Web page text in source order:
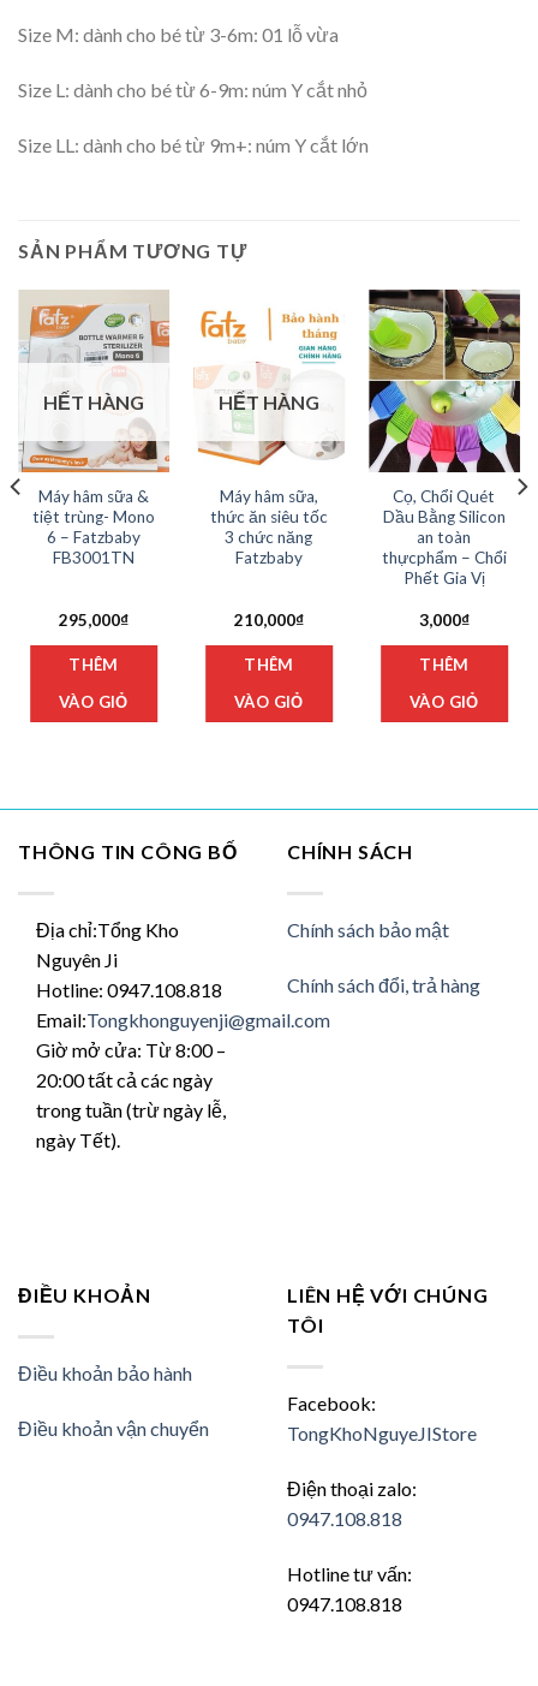
Size M: dành cho bé từ 3-6m: 01 lỗ vừa
Size L: dành cho bé từ 6-9m: núm Y cắt nhỏ
Size LL: dành cho bé từ 9m+: núm Y cắt lớn
SẢN PHẨM TƯƠNG TỰ
HẾT HÀNG
Máy hâm sữa &
tiệt trùng- Mono
6 – Fatzbaby
FB3001TN
295,000₫
THÊM
VÀO GIỎ
HẾT HÀNG
Máy hâm sữa,
thức ăn siêu tốc
3 chức năng
Fatzbaby
210,000₫
THÊM
VÀO GIỎ
Cọ, Chổi Quét
Dầu Bằng Silicon
an toàn
thựcphẩm – Chổi
Phết Gia Vị
3,000₫
THÊM
VÀO GIỎ
THÔNG TIN CÔNG BỐ
Địa chỉ:Tổng Kho
Nguyên Ji
Hotline: 0947.108.818
Email:Tongkhonguyenji@gmail.com
Giờ mở cửa: Từ 8:00 –
20:00 tất cả các ngày
trong tuần (trừ ngày lễ,
ngày Tết).
CHÍNH SÁCH
Chính sách bảo mật
Chính sách đổi, trả hàng
ĐIỀU KHOẢN
Điều khoản bảo hành
Điều khoản vận chuyển
LIÊN HỆ VỚI CHÚNG
TÔI
Facebook:
TongKhoNguyeJIStore
Điện thoại zalo:
0947.108.818
Hotline tư vấn:
0947.108.818